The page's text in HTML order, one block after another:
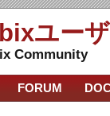
ユー
Community
FORUM